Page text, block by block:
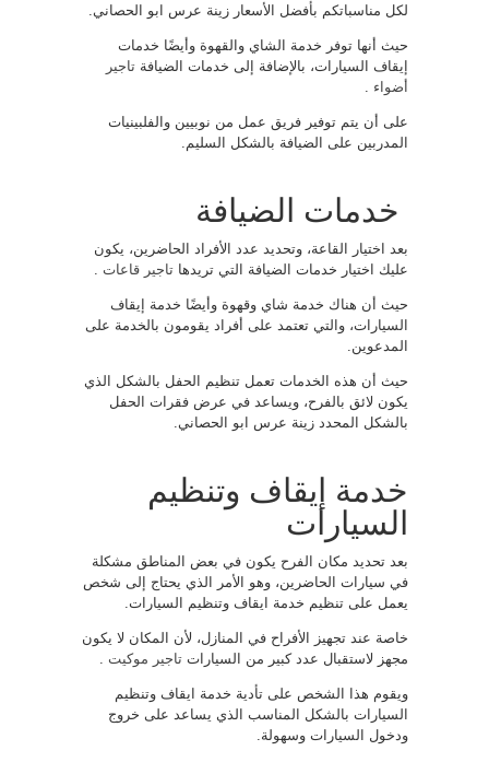
لكل مناسباتكم بأفضل الأسعار زينة عرس ابو الحصاني.
حيث أنها توفر خدمة الشاي والقهوة وأيضًا خدمات
إيقاف السيارات، بالإضافة إلى خدمات الضيافة تاجير
أضواء
على أن يتم توفير فريق عمل من نوبيين والفلبينيات
المدربين على الضيافة بالشكل السليم.
خدمات الضيافة
بعد اختيار القاعة، وتحديد عدد الأفراد الحاضرين، يكون
عليك اختيار خدمات الضيافة التي تريدها تاجير قاعات
حيث أن هناك خدمة شاي وقهوة وأيضًا خدمة إيقاف
السيارات، والتي تعتمد على أفراد يقومون بالخدمة على
المدعوين.
حيث أن هذه الخدمات تعمل تنظيم الحفل بالشكل الذي
يكون لائق بالفرح، ويساعد في عرض فقرات الحفل
بالشكل المحدد زينة عرس ابو الحصاني.
خدمة إيقاف وتنظيم
السيارات
بعد تحديد مكان الفرح يكون في بعض المناطق مشكلة
في سيارات الحاضرين، وهو الأمر الذي يحتاج إلى شخص
يعمل على تنظيم خدمة ايقاف وتنظيم السيارات.
خاصة عند تجهيز الأفراح في المنازل، لأن المكان لا يكون
مجهز لاستقبال عدد كبير من السيارات تاجير موكيت
ويقوم هذا الشخص على تأدية خدمة ايقاف وتنظيم
السيارات بالشكل المناسب الذي يساعد على خروج
ودخول السيارات وسهولة.